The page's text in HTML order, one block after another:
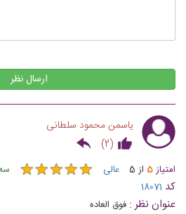
ارسال نظر
یاسمن محمود سلطانی
(
2
)
امتیاز5 از 5 عالی ★★★★★
★★★★★
کد 18071
عنوان نظر : فوق العاده